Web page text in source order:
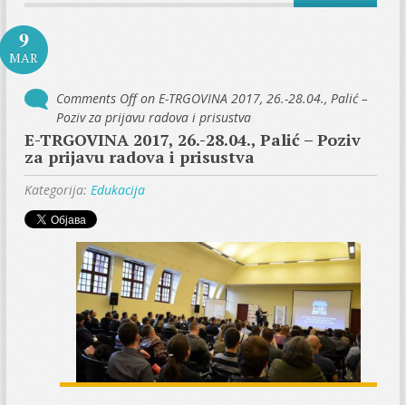
9
MAR
Comments Offon E-TRGOVINA 2017, 26.-28.04., Palić –
Poziv za prijavu radova i prisustva
E-TRGOVINA 2017, 26.-28.04., Palić – Poziv
za prijavu radova i prisustva
Kategorija:Edukacija